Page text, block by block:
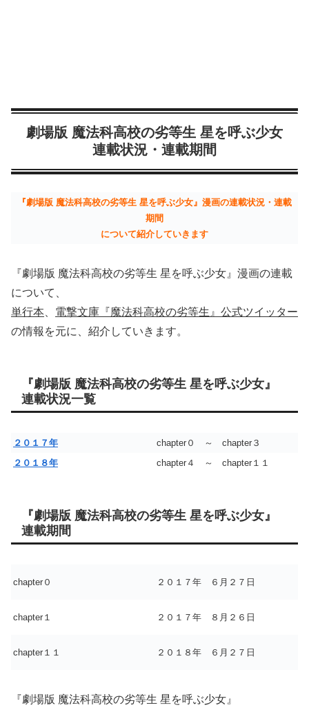
劇場版 魔法科高校の劣等生 星を呼ぶ少女
連載状況・連載期間
『劇場版 魔法科高校の劣等生 星を呼ぶ少女』漫画の連載状況・連載
期間
について紹介していきます
『劇場版 魔法科高校の劣等生 星を呼ぶ少女』漫画の連載
について、
単行本
電撃文庫『魔法科高校の劣等生』公式ツイッター
の情報を元に、紹介していきます。
『劇場版 魔法科高校の劣等生 星を呼ぶ少女』
連載状況一覧
２０１７年
chapter０ ～ chapter３
２０１８年
chapter４ ～ chapter１１
『劇場版 魔法科高校の劣等生 星を呼ぶ少女』
連載期間
chapter０ ２０１７年 ６月２７日
chapter１ ２０１７年 ８月２６日
chapter１１ ２０１８年 ６月２７日
『劇場版 魔法科高校の劣等生 星を呼ぶ少女』